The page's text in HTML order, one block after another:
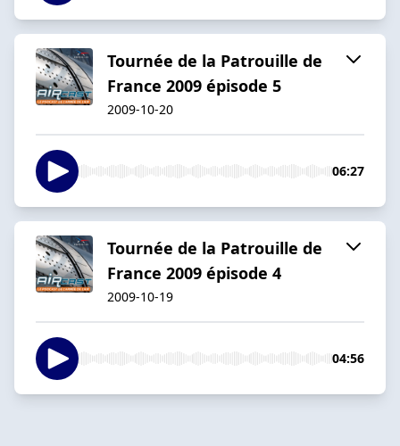
Tournée de la Patrouille de
France 2009 épisode 5
2009-10-20
06:27
Tournée de la Patrouille de
France 2009 épisode 4
2009-10-19
04:56